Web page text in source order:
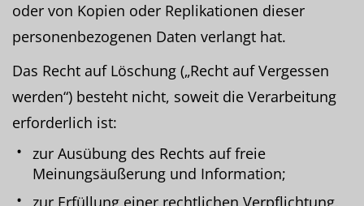
oder von Kopien oder Replikationen dieser
personenbezogenen Daten verlangt hat.
Das Recht auf Löschung („Recht auf Vergessen
werden“) besteht nicht, soweit die Verarbeitung
erforderlich ist:
zur Ausübung des Rechts auf freie
Meinungsäußerung und Information;
zur Erfüllung einer rechtlichen Verpflichtung,